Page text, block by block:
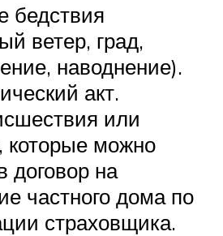
бедствия
ветер, град,
наводнение).
акт.
или
которые можно
договор на
частного дома по
страховщика.